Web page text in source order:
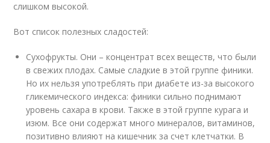
слишком высокой.
Вот список полезных сладостей:
Сухофрукты. Они – концентрат всех веществ, что были
в свежих плодах. Самые сладкие в этой группе финики.
Но их нельзя употреблять при диабете из-за высокого
гликемического индекса: финики сильно поднимают
уровень сахара в крови. Также в этой группе курага и
изюм. Все они содержат много минералов, витаминов,
позитивно влияют на кишечник за счет клетчатки. В